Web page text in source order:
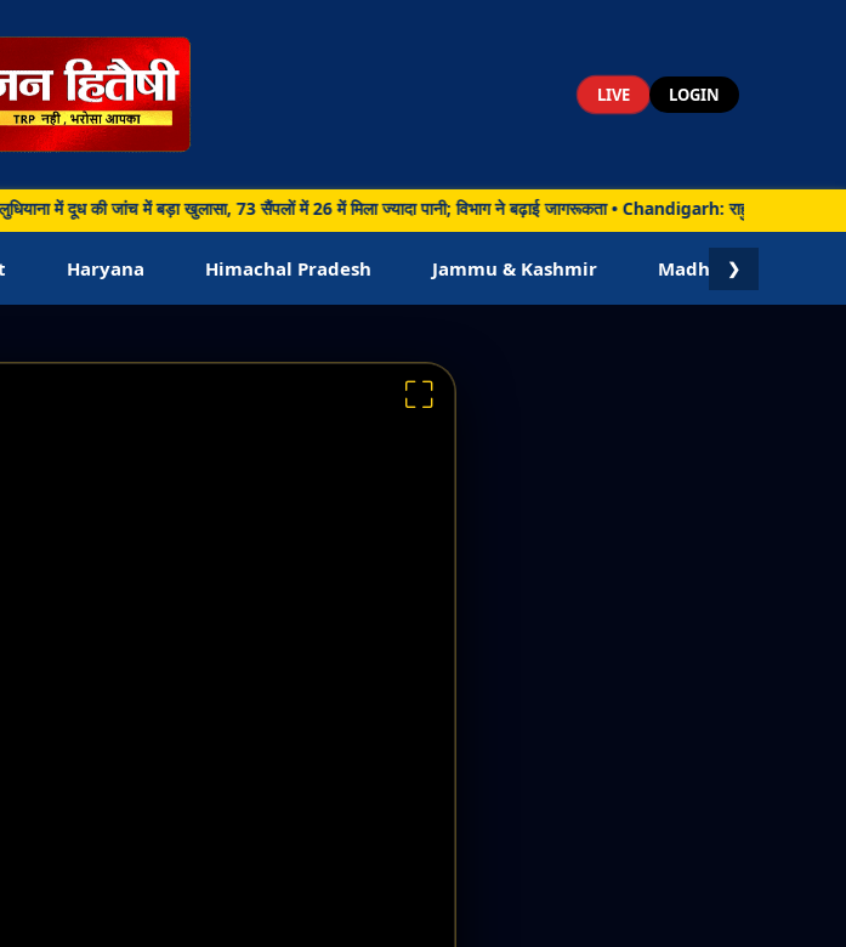
LIVE LOGIN
में दूध की जांच में बड़ा खुलासा, 73 सैंपलों में 26 में मिला ज्यादा पानी; विभाग ने बढ़ाई जागरूकता • Chandigarh: राहुल गांधी ने
Haryana Himachal Pradesh Jammu & Kashmir Madhya Pradesh
❯